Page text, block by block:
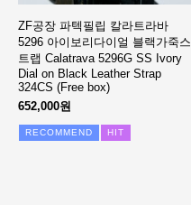
ZF공장 파텍필립 칼라트라바
5296 아이보리다이얼 블랙가죽스
트랩 Calatrava 5296G SS Ivory
Dial on Black Leather Strap
324CS (Free box)
652,000원
RECOMMEND HIT